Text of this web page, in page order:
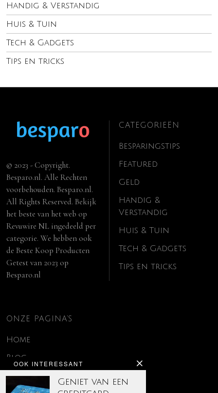
Handig & Verstandig
Huis & Tuin
Tech & Gadgets
Tips en tricks
OOK INTERESSANT
Geniet van een
© 2023 - Copyright.
Besparo.nl. Alle Rechten
voorbehouden. Besparo.nl.
All Rights Reserved. Bekijk
het beste van het web op
Revuwire NL ingedeeld per
categorie. We hebben ook
deBeste Koop Producten
Getest van 2023 op
Besparo.nl
CATEGORIEËN
Besparingstips
Featured
Geld
Handig &
Verstandig
Huis & Tuin
Tech & Gadgets
Tips en tricks
ONZE PAGINA’S
Home
Blog
Contact